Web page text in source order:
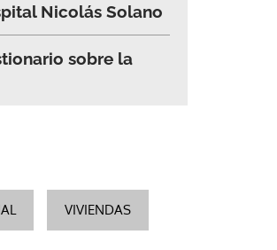
Nicolás Solano
sobre la
VIVIENDAS